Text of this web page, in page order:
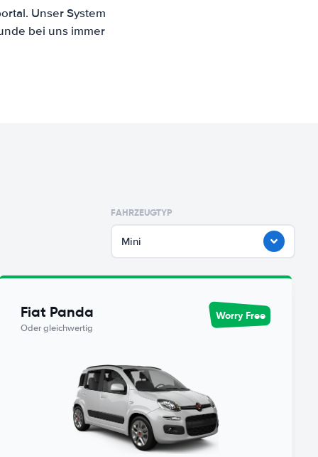
Unser System
bei uns immer
FAHRZEUGTYP
Mini
Fiat Panda
Oder gleichwertig
Worry Free